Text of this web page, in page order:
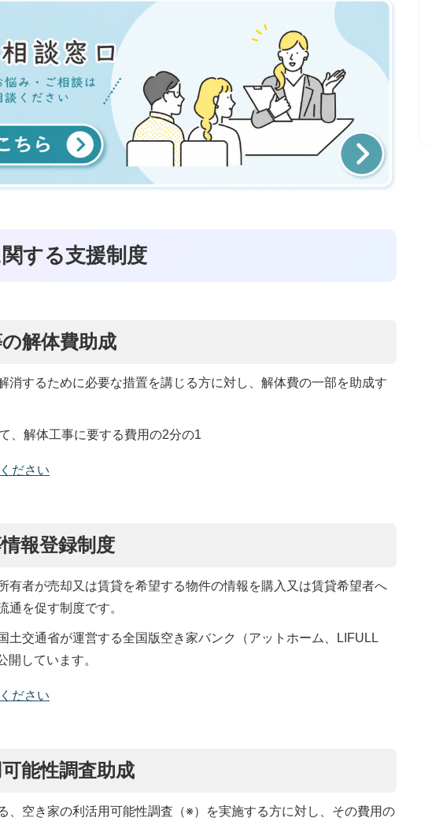
する支援制度
解体費助成
消するために必要な措置を講じる方に対し、解体費の一部を助成す
、解体工事に要する費用の2分の1
ださい
報登録制度
有者が売却又は賃貸を希望する物件の情報を購入又は賃貸希望者へ
通を促す制度です。
土交通省が運営する全国版空き家バンク（アットホーム、LIFULL
開しています。
ださい
能性調査助成
、空き家の利活用可能性調査（※）を実施する方に対し、その費用の